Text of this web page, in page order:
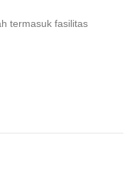
termasuk fasilitas